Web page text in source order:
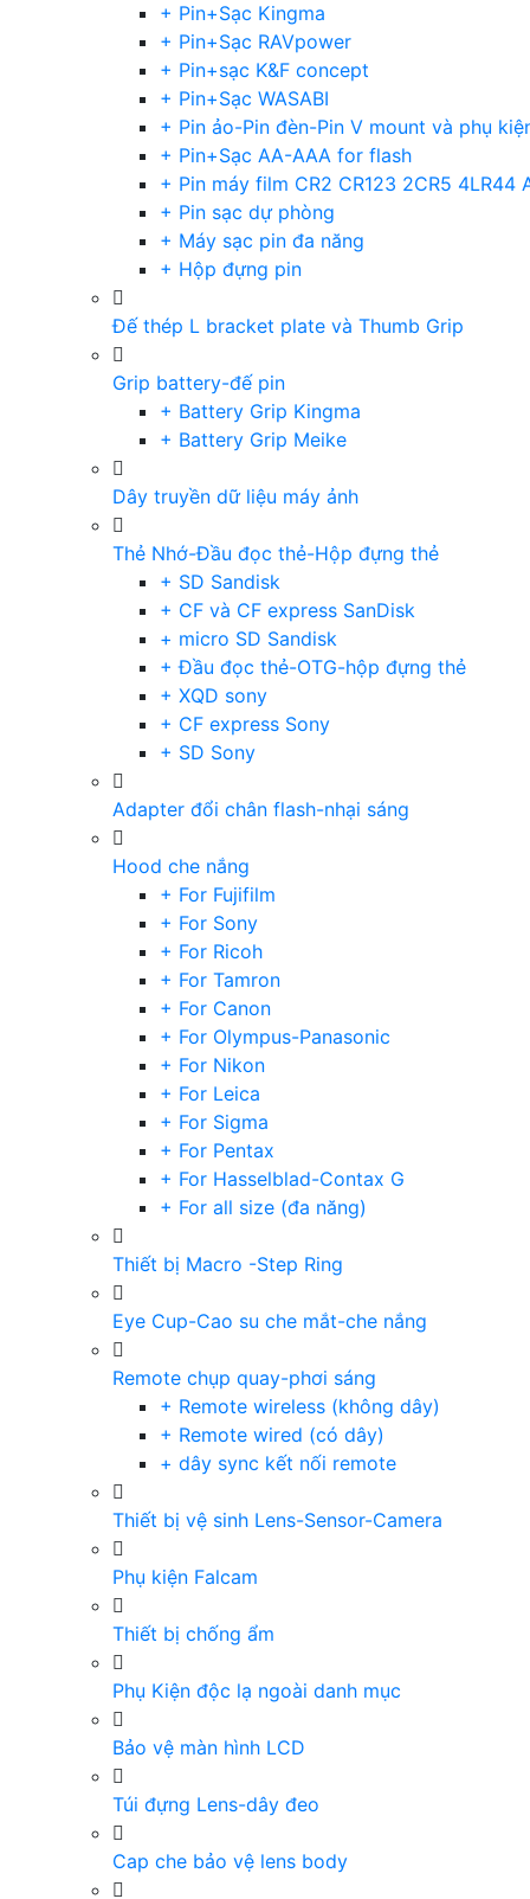
+ Pin+Sạc Kingma
+ Pin+Sạc RAVpower
+ Pin+sạc K&F concept
+ Pin+Sạc WASABI
+ Pin ảo-Pin đèn-Pin V mount và phụ
+ Pin+Sạc AA-AAA for flash
+ Pin máy film CR2 CR123 2CR5 4LR44
+ Pin sạc dự phòng
+ Máy sạc pin đa năng
+ Hộp đựng pin
Đế thép L bracket plate và Thumb Grip
Grip battery-đế pin
+ Battery Grip Kingma
+ Battery Grip Meike
Dây truyền dữ liệu máy ảnh
Thẻ Nhớ-Đầu đọc thẻ-Hộp đựng thẻ
+ SD Sandisk
+ CF và CF express SanDisk
+ micro SD Sandisk
+ Đầu đọc thẻ-OTG-hộp đựng thẻ
+ XQD sony
+ CF express Sony
+ SD Sony
Adapter đổi chân flash-nhại sáng
Hood che nắng
+ For Fujifilm
+ For Sony
+ For Ricoh
+ For Tamron
+ For Canon
+ For Olympus-Panasonic
+ For Nikon
+ For Leica
+ For Sigma
+ For Pentax
+ For Hasselblad-Contax G
+ For all size (đa năng)
Thiết bị Macro -Step Ring
Eye Cup-Cao su che mắt-che nắng
Remote chụp quay-phơi sáng
+ Remote wireless (không dây)
+ Remote wired (có dây)
+ dây sync kết nối remote
Thiết bị vệ sinh Lens-Sensor-Camera
Phụ kiện Falcam
Thiết bị chống ẩm
Phụ Kiện độc lạ ngoài danh mục
Bảo vệ màn hình LCD
Túi đựng Lens-dây đeo
Cap che bảo vệ lens body